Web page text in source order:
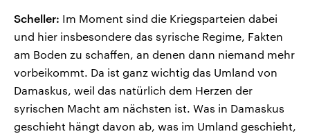
Scheller: Im Moment sind die Kriegsparteien dabei
und hier insbesondere das syrische Regime, Fakten
am Boden zu schaffen, an denen dann niemand mehr
vorbeikommt. Da ist ganz wichtig das Umland von
Damaskus, weil das natürlich dem Herzen der
syrischen Macht am nächsten ist. Was in Damaskus
geschieht hängt davon ab, was im Umland geschieht,